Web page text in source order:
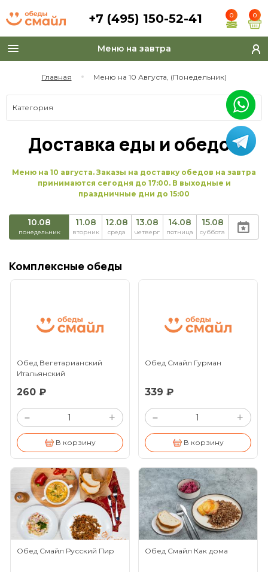
+7 (495) 150-52-41 0 0
Toggle
navigation
Меню на завтра
Главная Меню на 10 Августа, (Понедельник)
Категория
Доставка еды и обедов
Меню на 10 августа. Заказы на доставку обедов на завтра
принимаются сегодня до 17:00. В выходные и
праздничные дни до 15:00
10.08
понедельник
11.08
вторник
12.08
среда
13.08
четверг
14.08
пятница
15.08
суббота
Комплексные обеды
Обед Вегетарианский
Итальянский
260 ₽
– +
В корзину
Обед Смайл Гурман
339 ₽
– +
В корзину
Обед Смайл Русский Пир Обед Смайл Как дома